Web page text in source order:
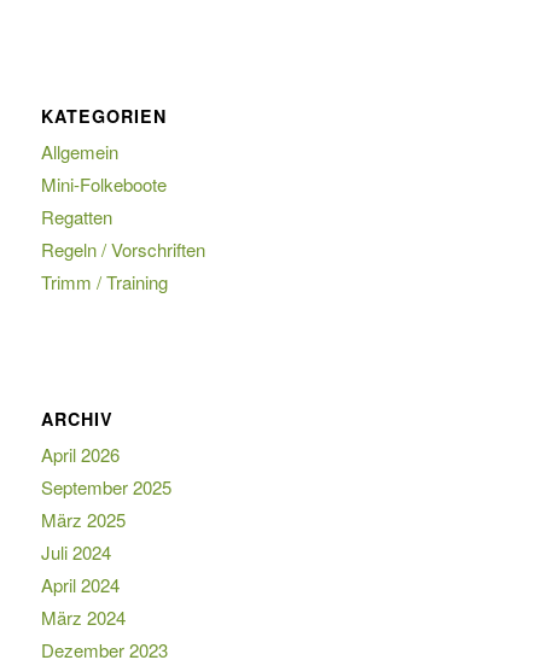
KATEGORIEN
Allgemein
Mini-Folkeboote
Regatten
Regeln / Vorschriften
Trimm / Training
ARCHIV
April 2026
September 2025
März 2025
Juli 2024
April 2024
März 2024
Dezember 2023